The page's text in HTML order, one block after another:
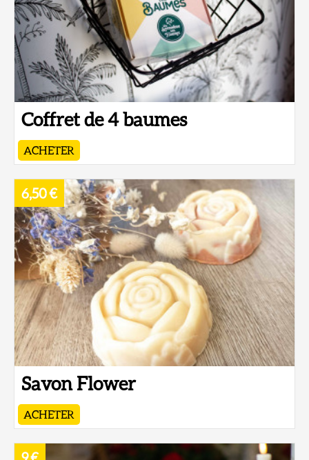
Coffret de 4 baumes
ACHETER
Savon Flower
ACHETER
6,50 €